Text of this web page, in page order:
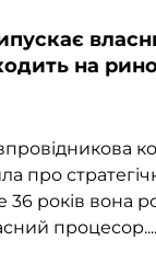
на
про
років вона
процесор....